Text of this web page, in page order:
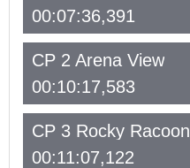
00:07:36,391
CP 2 Arena View
00:10:17,583
CP 3 Rocky Racoon
00:11:07,122